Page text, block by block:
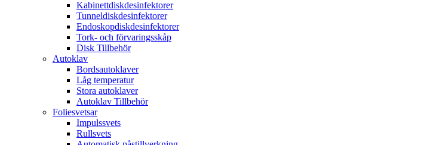
Kabinettdiskdesinfektorer
Tunneldiskdesinfektorer
Endoskopdiskdesinfektorer
Tork- och förvaringsskåp
Disk Tillbehör
Autoklav
Bordsautoklaver
Låg temperatur
Stora autoklaver
Autoklav Tillbehör
Foliesvetsar
Impulssvets
Rullsvets